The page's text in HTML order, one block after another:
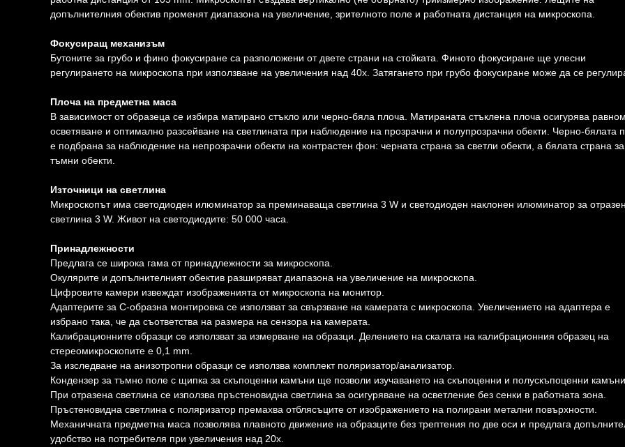
допълнителния обектив променят диапазона на увеличение, зрителното поле и работната дистанция на микроскопа.
Фокусиращ механизъм
Бутоните за грубо и фино фокусиране са разположени от двете страни на стойката. Финото фокусиране ще улесни
регулирането на микроскопа при използване на увеличения над 40x. Затягането при грубо фокусиране може да се
Плоча на предметна маса
В зависимост от образеца се избира матирано стъкло или черно-бяла плоча. Матираната стъклена плоча осигурява
осветяване и оптимално разсейване на светлината при наблюдение на прозрачни и полупрозрачни обекти. Черно-бялата
е подбрана за наблюдение на непрозрачни обекти на контрастен фон: черната страна за светли обекти, а бялата страна за
тъмни обекти.
Източници на светлина
Микроскопът има светодиоден илюминатор за преминаваща светлина 3 W и светодиоден наклонен илюминатор за
светлина 3 W. Живот на светодиодите: 50 000 часа.
Принадлежности
Предлага се широка гама от принадлежности за микроскопа.
Окулярите и допълнителният обектив разширяват диапазона на увеличение на микроскопа.
Цифровите камери извеждат изображенията от микроскопа на монитор.
Адаптерите за C-образна монтировка се използват за свързване на камерата с микроскопа. Увеличението на адаптера е
избрано така, че да съответства на размера на сензора на камерата.
Калибрационните образци се използват за измерване на образци. Делението на скалата на калибрационния образец на
стереомикроскопите е 0,1 mm.
За изследване на анизотропни образци се използва комплект поляризатор/анализатор.
Кондензер за тъмно поле с щипка за скъпоценни камъни ще позволи изучаването на скъпоценни и полускъпоценни
При отразена светлина се използва пръстеновидна светлина за осигуряване на осветление без сенки в работната зона.
Пръстеновидна светлина с поляризатор премахва отблясъците от изображението на полирани метални повърхности.
Механичната предметна маса позволява плавното движение на образците без трептения по две оси и предлага
удобство на потребителя при увеличения над 20x.